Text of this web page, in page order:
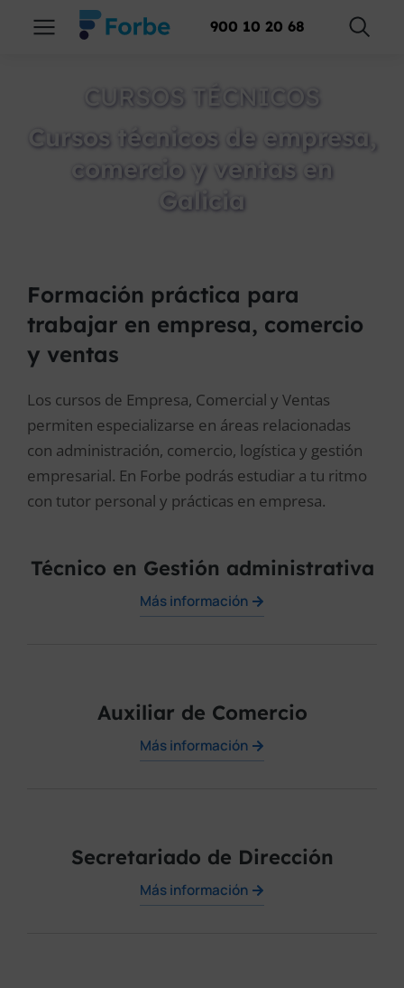
900 10 20 68
CURSOS TÉCNICOS
Cursos técnicos de empresa,
comercio y ventas en
Galicia
Formación práctica para
trabajar en empresa, comercio
y ventas
Los cursos de Empresa, Comercial y Ventas
permiten especializarse en áreas relacionadas
con administración, comercio, logística y gestión
empresarial. En Forbe podrás estudiar a tu ritmo
con tutor personal y prácticas en empresa.
Técnico en Gestión administrativa
Más información
Auxiliar de Comercio
Más información
Secretariado de Dirección
Más información